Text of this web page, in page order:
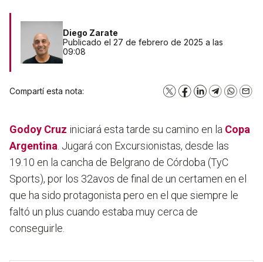
Diego Zarate
Publicado el 27 de febrero de 2025 a las
09:08
Compartí esta nota: X Facebook
LinkedInTelegram
Godoy Cruz iniciará esta tarde su camino en la Copa
Argentina . Jugará con Excursionistas, desde las
19.10 en la cancha de Belgrano de Córdoba (TyC
Sports), por los 32avos de final de un certamen en el
que ha sido protagonista pero en el que siempre le
faltó un plus cuando estaba muy cerca de
conseguirle.